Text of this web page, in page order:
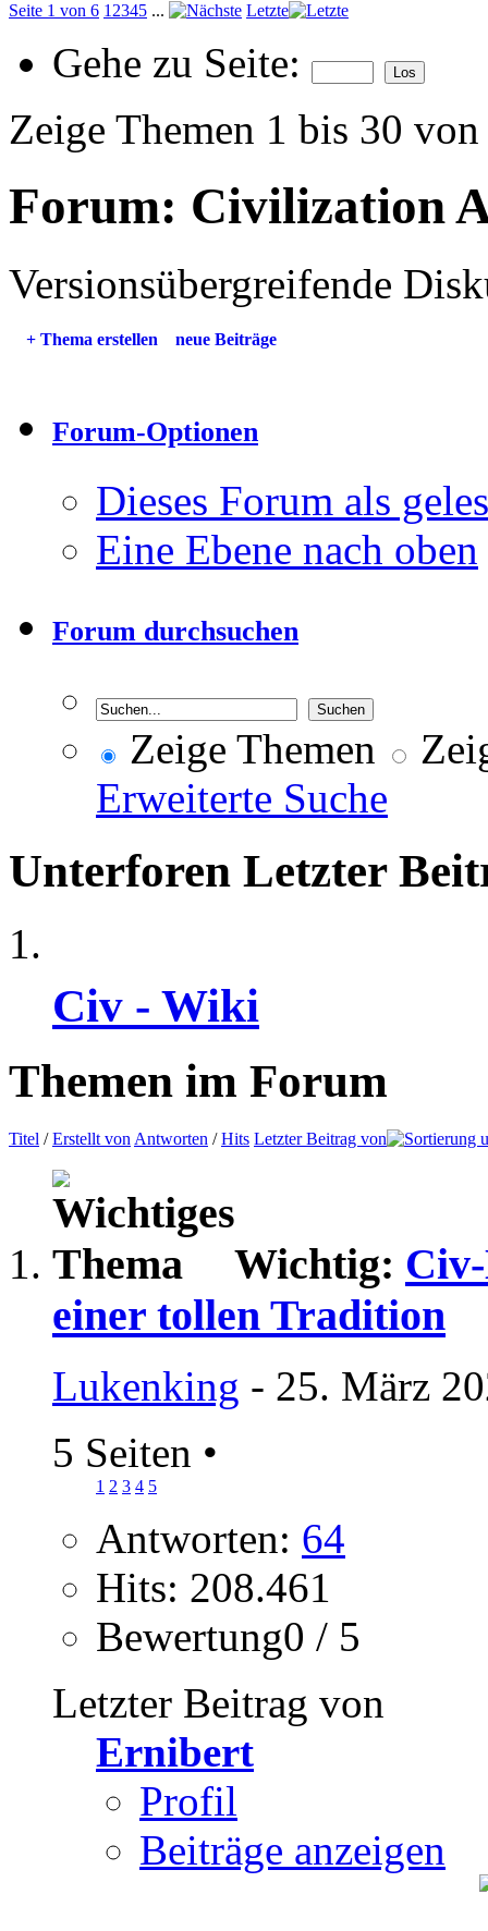
Seite 1 von 6 1 2345 ... Letzte
Gehe zu Seite:
Zeige Themen 1 bis 30
Forum: Civilization
Versionsübergreifende
+ Thema erstellen neue Beiträge
Forum-Optionen
Dieses Forum als
Eine Ebene nach oben
Forum durchsuchen
Zeige Themen
Erweiterte Suche
Unterforen Letzter
Civ - Wiki
Themen im Forum
Titel /Erstellt von Antworten /Hits Letzter Beitrag von
Wichtig:
einer tollen Tradition
Lukenking - 25. März
5 Seiten •
1 2 3 4 5
Antworten: 64
Hits: 208.461
Bewertung0 / 5
Letzter Beitrag von
Ernibert
Profil
Beiträge anzeigen